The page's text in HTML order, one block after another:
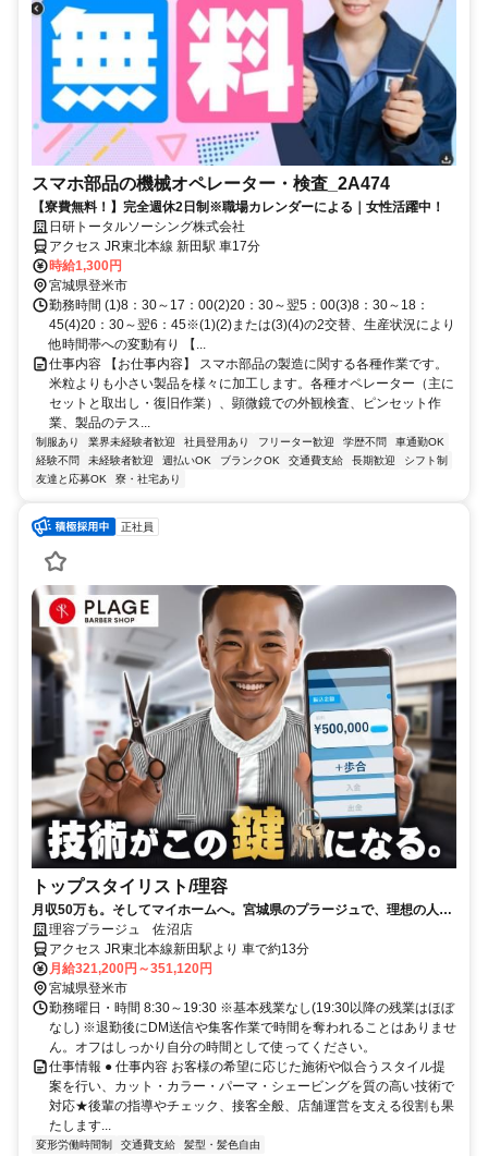
スマホ部品の機械オペレーター・検査_2A474
【寮費無料！】完全週休2日制※職場カレンダーによる｜女性活躍中！
日研トータルソーシング株式会社
アクセス JR東北本線 新田駅 車17分
時給1,300円
宮城県登米市
勤務時間 (1)8：30～17：00(2)20：30～翌5：00(3)8：30～18：
45(4)20：30～翌6：45※(1)(2)または(3)(4)の2交替、生産状況により
他時間帯への変動有り 【...
仕事内容 【お仕事内容】 スマホ部品の製造に関する各種作業です。
米粒よりも小さい製品を様々に加工します。各種オペレーター（主に
セットと取出し・復旧作業）、顕微鏡での外観検査、ピンセット作
業、製品のテス...
制服あり 業界未経験者歓迎 社員登用あり フリーター歓迎 学歴不問
車通勤OK
経験不問
未経験者歓迎 週払いOK ブランクOK 交通費支給 長期歓迎
シフト制
友達と応募OK
寮・社宅あり
正社員
トップスタイリスト/理容
月収50万も。そしてマイホームへ。宮城県のプラージュで、理想の人生
を現実にしませんか？
理容プラージュ 佐沼店
アクセス JR東北本線新田駅より 車で約13分
月給321,200円～351,120円
宮城県登米市
勤務曜日・時間 8:30～19:30 ※基本残業なし(19:30以降の残業はほぼ
なし) ※退勤後にDM送信や集客作業で時間を奪われることはありませ
ん。オフはしっかり自分の時間として使ってください。
仕事情報 ● 仕事内容 お客様の希望に応じた施術や似合うスタイル提
案を行い、カット・カラー・パーマ・シェービングを質の高い技術で
対応★後輩の指導やチェック、接客全般、店舗運営を支える役割も果
たします...
変形労働時間制 交通費支給 髪型・髪色自由